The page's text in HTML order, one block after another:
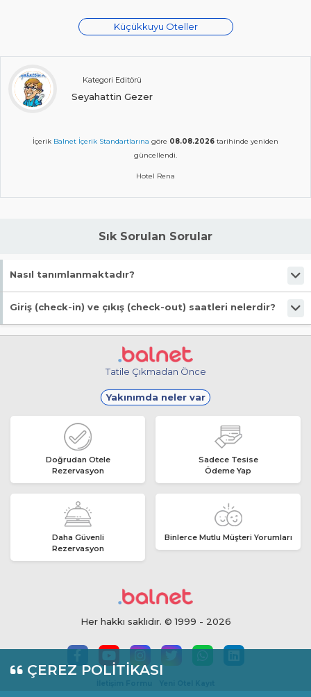
ÇEREZ POLİTİKASI
Küçükkuyu Oteller
Kategori Editörü
Seyahattin Gezer
İçerik Balnet İçerik Standartlarına göre 08.08.2026 tarihinde yeniden
güncellendi.
Hotel Rena
Sık Sorulan Sorular
Nasıl tanımlanmaktadır?
Tesis Otel statüsündedir. Öne çıkan özellikleri "Özel Plaj" şeklindedir.
Giriş (check-in) ve çıkış (check-out) saatleri nelerdir?
Giriş en erken 13:00, çıkış en geç 11:00 saatindedir.
Tatile Çıkmadan Önce
Yakınımda neler var
Doğrudan Otele
Rezervasyon
Sadece Tesise
Ödeme Yap
Daha Güvenli
Rezervasyon
Binlerce Mutlu Müşteri Yorumları
Her hakkı saklıdır. © 1999 - 2026